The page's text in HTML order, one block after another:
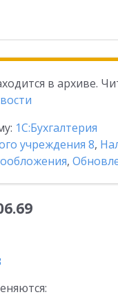
в архиве.
1С:Бухгалтерия
учреждения 8,
,